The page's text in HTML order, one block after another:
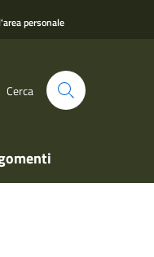
personale
Cerca